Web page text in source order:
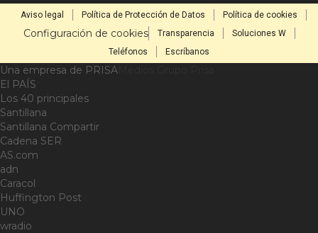
Aviso legal Política de Protección de Datos Política de cookies
Configuración de cookies Transparencia
Soluciones W
Teléfonos
Escríbanos
Una empresa de PRISA
El PAÍS
Los 40 principales
Santillana
Santillana Compartir
Cadena SER
AS.com
adn
Caracol
Huffington Post
UNO
wradio